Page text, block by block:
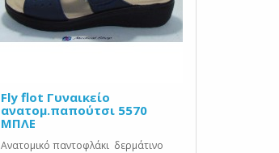
Fly flot Γυναικείο
ανατομ.παπούτσι 5570
ΜΠΛΕ
Ανατομικό παντοφλάκι δερμάτινο